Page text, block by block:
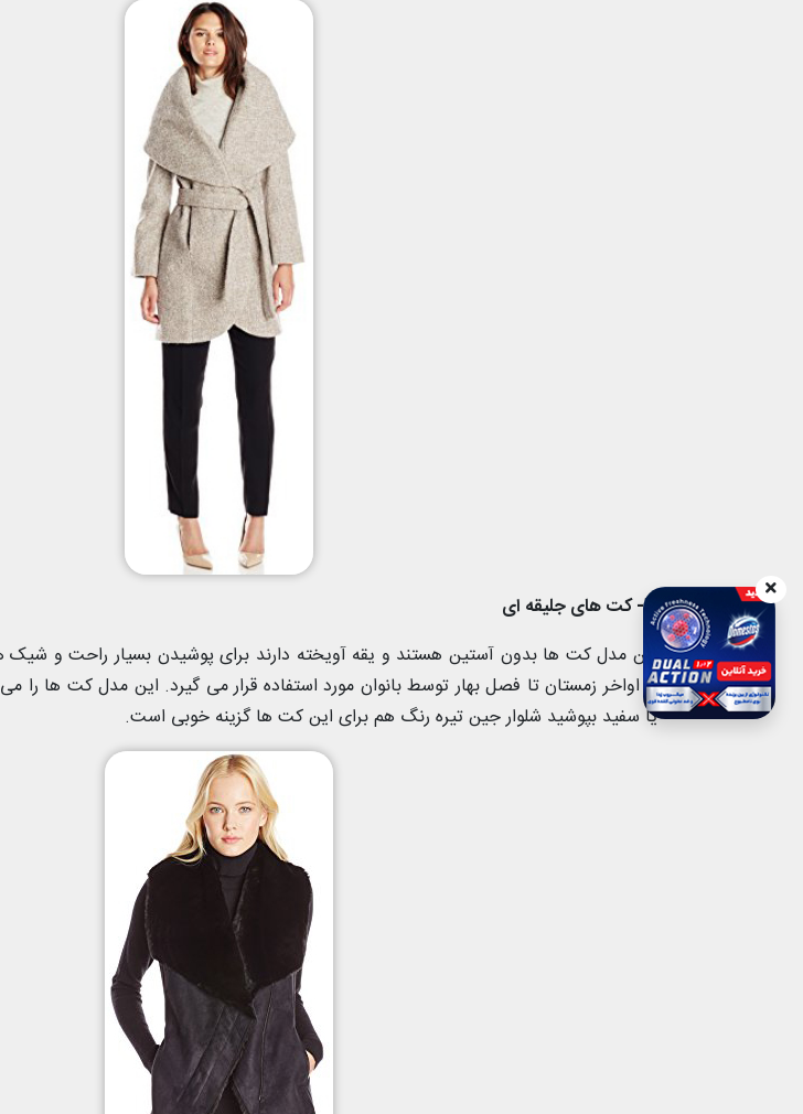
3- کت های جلیقه ای
این مدل کت ها بدون آستین هستند و یقه آویخته دارند برای پوشیدن بسیار راحت و شیک
یا اواخر زمستان تا فصل بهار توسط بانوان مورد استفاده قرار می گیرد. این مدل کت ها را
یا سفید بپوشید شلوار جین تیره رنگ هم برای این کت ها گزینه خوبی است.